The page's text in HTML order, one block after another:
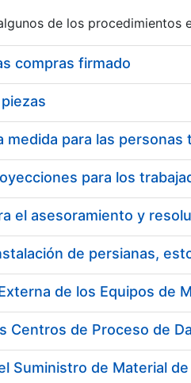
de los procedimientos
compras firmado
de persianas,